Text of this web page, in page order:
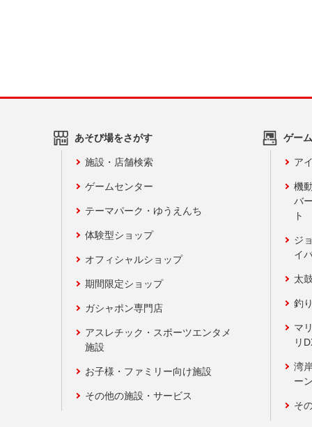
あそび場をさがす
施設・店舗検索
ゲームセンター
テーマパーク・ゆうえんち
体験型ショップ
オフィシャルショップ
期間限定ショップ
ガシャポン専門店
アスレチック・スポーツエンタメ
施設
お子様・ファミリー向け施設
その他の施設・サービス
ゲー
ア
機
バ
ト
ジ
イ
太
釣
マ
リ
湾
ー
そ